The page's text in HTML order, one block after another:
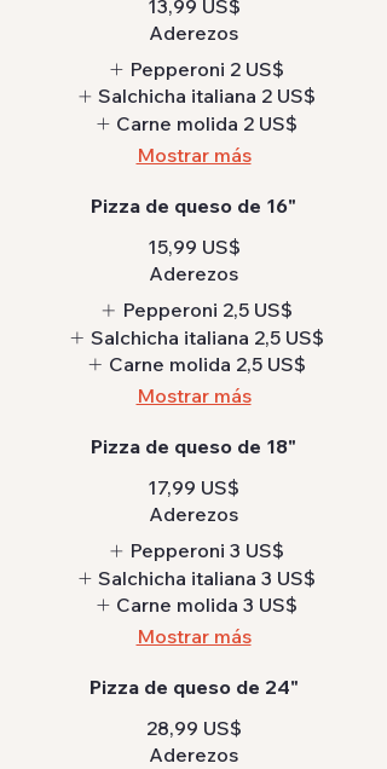
13,99 US$
Aderezos
Pepperoni 2 US$
Salchicha italiana 2 US$
Carne molida 2 US$
Mostrar más
Pizza de queso de 16"
15,99 US$
Aderezos
Pepperoni 2,5 US$
Salchicha italiana 2,5 US$
Carne molida 2,5 US$
Mostrar más
Pizza de queso de 18"
17,99 US$
Aderezos
Pepperoni 3 US$
Salchicha italiana 3 US$
Carne molida 3 US$
Mostrar más
Pizza de queso de 24"
28,99 US$
Aderezos